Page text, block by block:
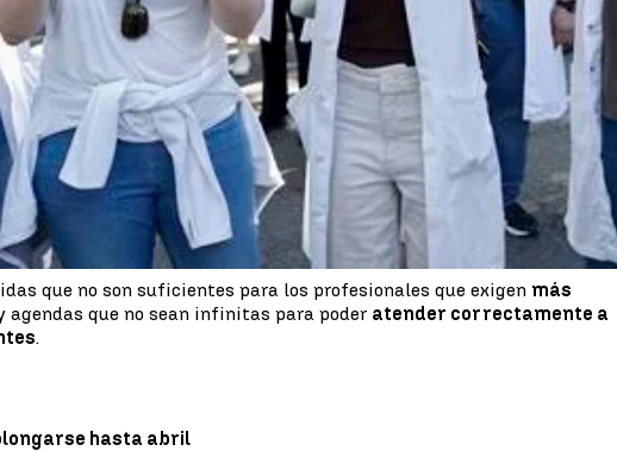
así ha acabado la reunión entre la Consejería de Sanidad y el comité
deAtención Primaria de este viernes. Las movilizaciones de los
pediatras de la Comunidad de Madrid van camino de completar su
frenar el paro indefinido la presidenta de Madrid prometió este
con laeventualidad laboral, pagar más a los médicos que
un mayor número de pacientes y fidelizar a los MIR de medicina de
con contratos de tres años.
que no son suficientes para los profesionales que exigen más
agendas que no sean infinitas para poder atender correctamente a
.
hasta abril